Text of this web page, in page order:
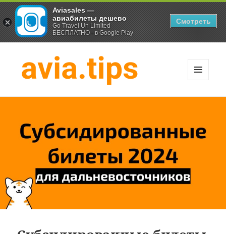
Aviasales —
авиабилеты дешево
Go Travel Un Limited
БЕСПЛАТНО - в Google Play
Смотреть